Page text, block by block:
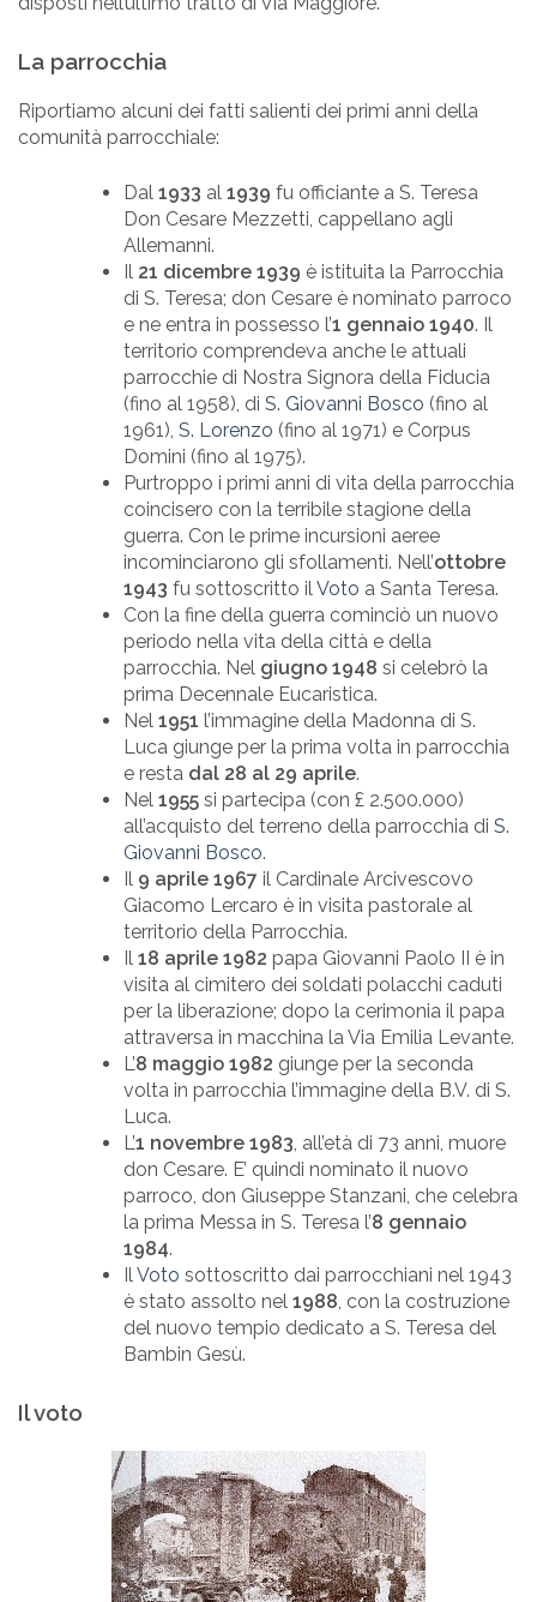
La parrocchia
Riportiamo alcuni dei fatti salienti dei primi anni della
comunità parrocchiale:
Dal 1933 al 1939 fu officiante a S. Teresa
Don Cesare Mezzetti, cappellano agli
Allemanni.
Il 21 dicembre 1939 è istituita la Parrocchia
di S. Teresa; don Cesare è nominato parroco
e ne entra in possesso l’1 gennaio 1940. Il
territorio comprendeva anche le attuali
parrocchie di Nostra Signora della Fiducia
(fino al 1958), di S. Giovanni Bosco (fino al
1961), S. Lorenzo (fino al 1971) e Corpus
Domini (fino al 1975).
Purtroppo i primi anni di vita della parrocchia
coincisero con la terribile stagione della
guerra. Con le prime incursioni aeree
incominciarono gli sfollamenti. Nell’ottobre
1943 fu sottoscritto ilVoto a Santa Teresa.
Con la fine della guerra cominciò un nuovo
periodo nella vita della città e della
parrocchia. Nel giugno 1948 si celebrò la
prima Decennale Eucaristica.
Nel 1951 l’immagine della Madonna di S.
Luca giunge per la prima volta in parrocchia
e resta dal 28 al 29 aprile.
Nel 1955 si partecipa (con £ 2.500.000)
all’acquisto del terreno della parrocchia di S.
Giovanni Bosco.
Il 9 aprile 1967 il Cardinale Arcivescovo
Giacomo Lercaro è in visita pastorale al
territorio della Parrocchia.
Il 18 aprile 1982 papa Giovanni Paolo II è in
visita al cimitero dei soldati polacchi caduti
per la liberazione; dopo la cerimonia il papa
attraversa in macchina la Via Emilia Levante.
L’8 maggio 1982 giunge per la seconda
volta in parrocchia l’immagine della B.V. di S.
Luca.
L’1 novembre 1983, all’età di 73 anni, muore
don Cesare. E’ quindi nominato il nuovo
parroco, don Giuseppe Stanzani, che celebra
la prima Messa in S. Teresa l’8 gennaio
1984.
IlVoto sottoscritto dai parrocchiani nel 1943
è stato assolto nel 1988, con la costruzione
del nuovo tempio dedicato a S. Teresa del
Bambin Gesù.
Il voto